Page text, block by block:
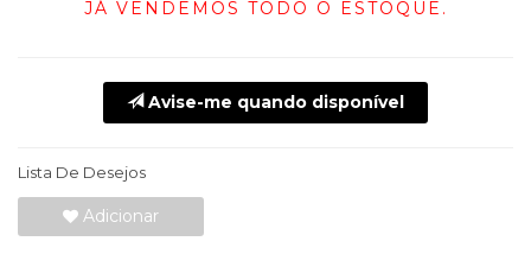
JÁ VENDEMOS TODO O ESTOQUE.
Avise-me quando disponível
Lista De Desejos
Adicionar